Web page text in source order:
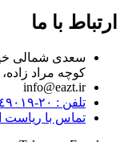
ارتباط با ما
سعدی شمالی
کوچه مراد زاده، پلاک ۷ کدپستی:
info@eazt.ir
تلفن : ٢٠-٧٧٦٤٩٠١٩
تماس با ریاست